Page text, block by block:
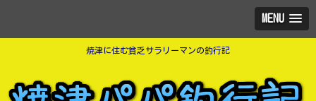
MENU
焼津に住む貧乏サラリーマンの釣行記